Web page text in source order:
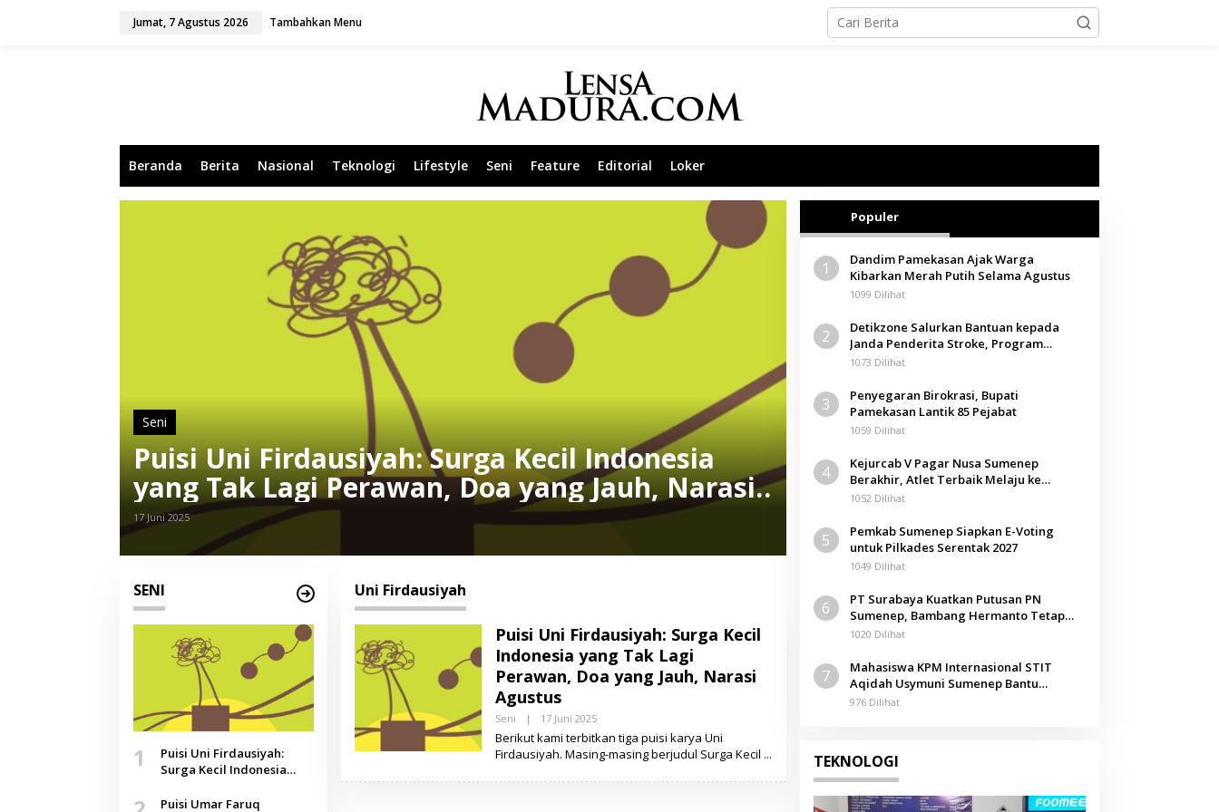
Jumat, 7 Agustus 2026 Tambahkan Menu
Beranda Berita Nasional Teknologi Lifestyle Seni Feature Editorial Loker
Seni
Puisi Uni Firdausiyah: Surga Kecil Indonesia
yang Tak Lagi Perawan, Doa yang Jauh, Narasi
Agustus
17 Juni 2025
SENI
1
Puisi Uni Firdausiyah:
Surga Kecil Indonesia
Doa yang Jauh, Narasi
Puisi Umar Faruq
Uni Firdausiyah
Puisi Uni Firdausiyah: Surga Kecil
Indonesia yang Tak Lagi
Perawan, Doa yang Jauh, Narasi
Agustus
Seni | 17 Juni 2025O
L
E
H
E
Berikut kami terbitkan tiga puisi karya Uni
Firdausiyah. Masing-masing berjudul Surga Kecil
Populer
1
Dandim Pamekasan Ajak Warga
Kibarkan Merah Putih Selama Agustus
1099 Dilihat
2
Detikzone Salurkan Bantuan kepada
Janda Penderita Stroke, Program
Berbagi Masuki Hari ke-61
1073 Dilihat
3
Penyegaran Birokrasi, Bupati
Pamekasan Lantik 85 Pejabat
1059 Dilihat
4
Kejurcab V Pagar Nusa Sumenep
Berakhir, Atlet Terbaik Melaju ke
Kejurwil Jatim
1052 Dilihat
5
Pemkab Sumenep Siapkan E-Voting
untuk Pilkades Serentak 2027
1049 Dilihat
6
PT Surabaya Kuatkan Putusan PN
Sumenep, Bambang Hermanto Tetap
Dinyatakan Pemilik Sah Tanah di
1020 Dilihat
7
Mahasiswa KPM Internasional STIT
Aqidah Usymuni Sumenep Bantu
Pengurusan Jenazah WNI di Malaysia
976 Dilihat
TEKNOLOGI